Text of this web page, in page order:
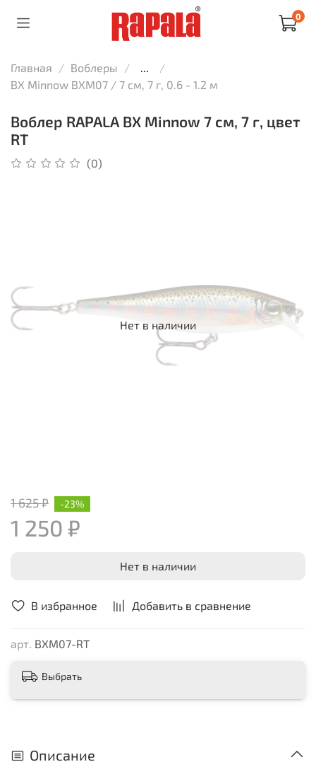
0
Главная Воблеры
...
BX Minnow BXM07 / 7 см, 7 г, 0.6 - 1.2 м
Воблер RAPALA BX Minnow 7 см, 7 г, цвет
RT
(0)
В избранное Добавить в сравнение
арт. BXM07-RT
Нет в наличии
1 625 ₽
1 250 ₽
-23%
Нет в наличии
Выбрать
Описание